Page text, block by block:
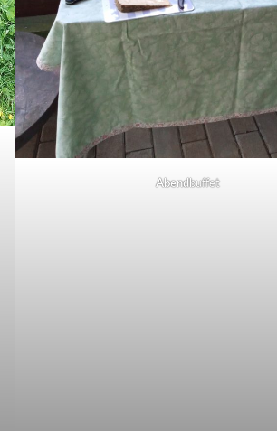
Abendbuffet